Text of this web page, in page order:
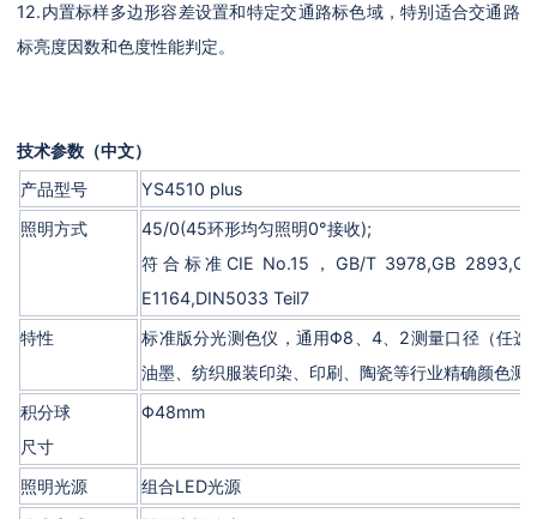
12.内置标样多边形容差设置和特定交通路标色域，特别适合交通路
标亮度因数和色度性能判定。
技术参数（中文）
产品型号
YS4510 plus
照明方式
45/0(45环形均匀照明0°接收);
符合标准CIE No.15，GB/T 3978,GB
E1164,DIN5033 Teil7
特性
标准版分光测色仪，通用Φ8、4、2测量口径（任选
油墨、纺织服装印染、印刷、陶瓷等行业精确颜色测
积分球
尺寸
Φ48mm
照明光源
组合LED光源